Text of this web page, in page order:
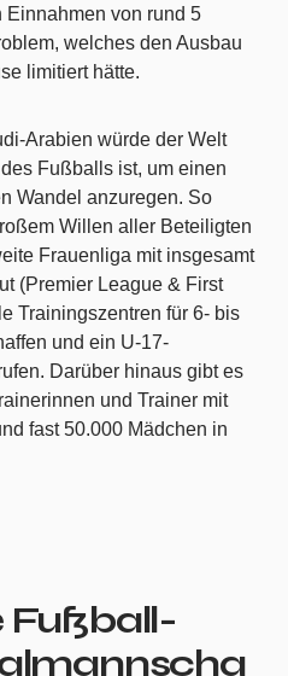
Einnahmen von rund 5
welches den Ausbau
limitiert hätte.
Arabien würde der Welt
Fußballs ist, um einen
Wandel anzuregen. So
Willen aller Beteiligten
Frauenliga mit insgesamt
(Premier League & First
Trainingszentren für 6- bis
und ein U-17-
Darüber hinaus gibt es
und Trainer mit
fast 50.000 Mädchen in
Fußball-